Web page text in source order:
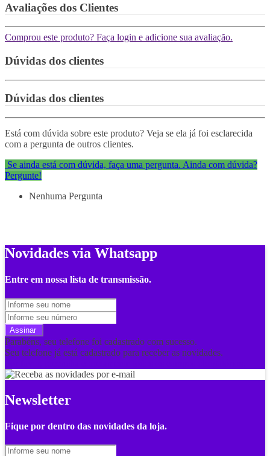
Avaliações dos Clientes
Comprou este produto? Faça login e adicione sua avaliação.
Dúvidas dos clientes
Dúvidas dos clientes
Está com dúvida sobre este produto? Veja se ela já foi esclarecida
com a pergunta de outros clientes.
Se ainda está com dúvida, faça uma pergunta. Ainda com dúvida?
Pergunte!
Nenhuma Pergunta
Novidades via Whatsapp
Entre em nossa lista de transmissão.
Assinar
Parabéns, seu telefone foi cadastrado com sucesso.
Seu telefone já está cadastrado para receber as novidades.
Newsletter
Fique por dentro das novidades da loja.